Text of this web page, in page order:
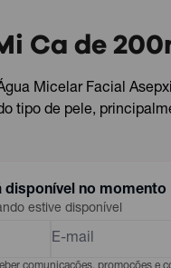
Ca de
Micelar Facial
tipo de pele,
disponível no momento
estive disponível